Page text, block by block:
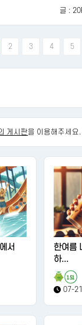
글 :
2 3 4 5
게시판을 이용해주세요.
서
한여름
하...
151
07-21